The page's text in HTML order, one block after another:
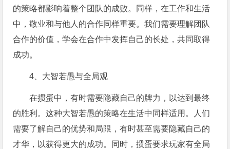
的策略都影响着整个团队的成败。同样，在工作和生活
中，敬业和与他人的合作同样重要。我们需要理解团队
合作的价值，学会在合作中发挥自己的长处，共同取得
成功。
4、大智若愚与全局观
在掼蛋中，有时需要隐藏自己的牌力，以达到最终
的胜利。这种大智若愚的策略在生活中同样适用。人们
需要了解自己的优势和局限，有时甚至需要隐藏自己的
才华，以获得更大的成功。同时，掼蛋要求玩家有全局